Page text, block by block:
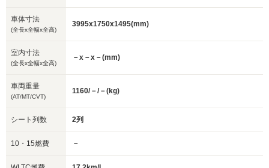
車体寸法
(全長x全幅x全高)
3995x1750x1495(mm)
室内寸法
(全長x全幅x全高)
－x－x－(mm)
車両重量
(AT/MT/CVT)
1160/－/－(kg)
シート列数 2列
10・15燃費 －